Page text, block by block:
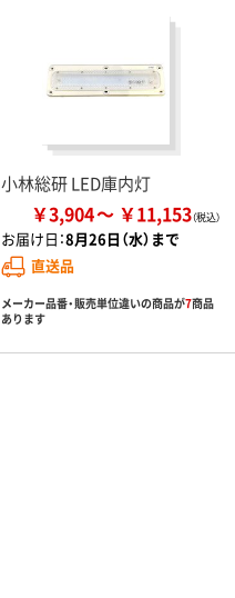
小林総研 LED庫内灯
￥3,904 ￥11,153
お届け日：8月26日（水）まで
直送品
メーカー品番・販売単位違いの商品が7商品
あります